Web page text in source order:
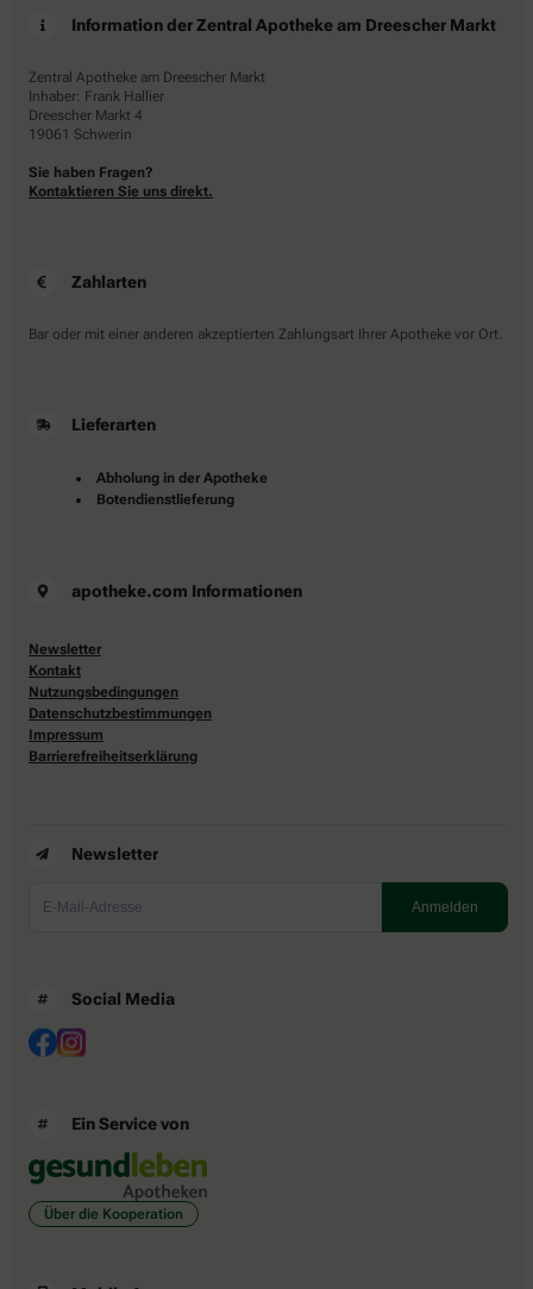
Information der Zentral Apotheke am Dreescher Markt
Zentral Apotheke am Dreescher Markt
Inhaber: Frank Hallier
Dreescher Markt 4
19061 Schwerin
Sie haben Fragen?
Kontaktieren Sie uns direkt.
Zahlarten
Bar oder mit einer anderen akzeptierten Zahlungsart Ihrer Apotheke vor Ort.
Lieferarten
Abholung in der Apotheke
Botendienstlieferung
apotheke.com Informationen
Newsletter
Kontakt
Nutzungsbedingungen
Datenschutzbestimmungen
Impressum
Barrierefreiheitserklärung
Newsletter
Social Media
Ein Service von
Über die Kooperation